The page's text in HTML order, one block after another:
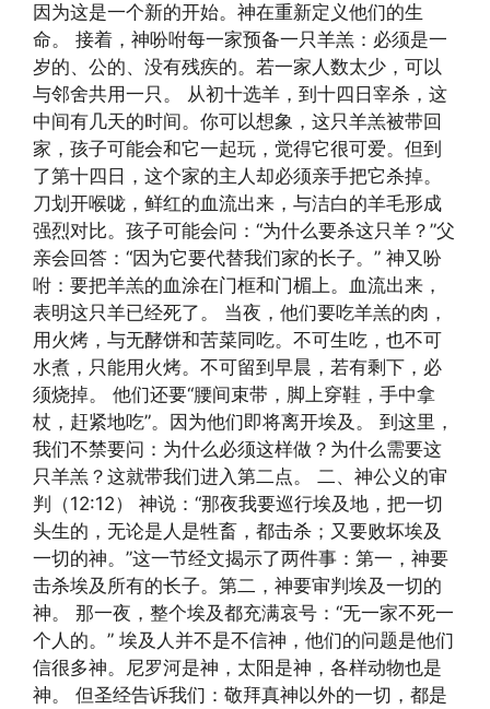
因为这是一个新的开始。神在重新定义他们的生
命。 接着，神吩咐每一家预备一只羊羔：必须是一
岁的、公的、没有残疾的。若一家人数太少，可以
与邻舍共用一只。 从初十选羊，到十四日宰杀，这
中间有几天的时间。你可以想象，这只羊羔被带回
家，孩子可能会和它一起玩，觉得它很可爱。但到
了第十四日，这个家的主人却必须亲手把它杀掉。
刀划开喉咙，鲜红的血流出来，与洁白的羊毛形成
强烈对比。孩子可能会问：“为什么要杀这只羊？”父
亲会回答：“因为它要代替我们家的长子。” 神又吩
咐：要把羊羔的血涂在门框和门楣上。血流出来，
表明这只羊已经死了。 当夜，他们要吃羊羔的肉，
用火烤，与无酵饼和苦菜同吃。不可生吃，也不可
水煮，只能用火烤。不可留到早晨，若有剩下，必
须烧掉。 他们还要“腰间束带，脚上穿鞋，手中拿
杖，赶紧地吃”。因为他们即将离开埃及。 到这里，
我们不禁要问：为什么必须这样做？为什么需要这
只羊羔？这就带我们进入第二点。 二、神公义的审
判（12:12） 神说：“那夜我要巡行埃及地，把一切
头生的，无论是人是牲畜，都击杀；又要败坏埃及
一切的神。”这一节经文揭示了两件事：第一，神要
击杀埃及所有的长子。第二，神要审判埃及一切的
神。 那一夜，整个埃及都充满哀号：“无一家不死一
个人的。” 埃及人并不是不信神，他们的问题是他们
信很多神。尼罗河是神，太阳是神，各样动物也是
神。 但圣经告诉我们：敬拜真神以外的一切，都是